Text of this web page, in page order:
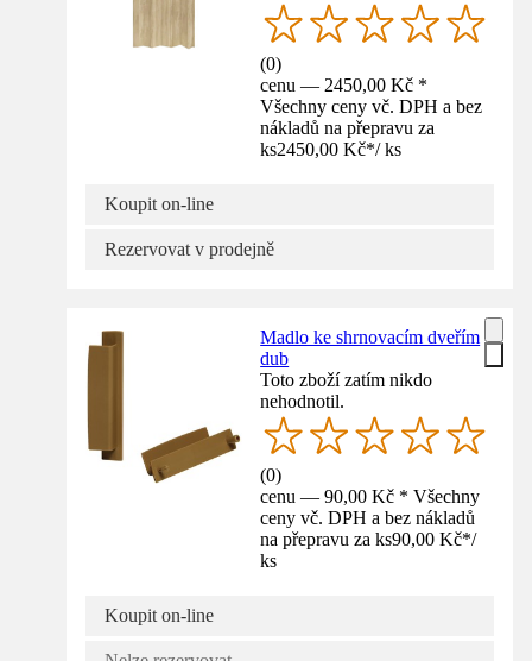
(0)
cenu — 2450,00 Kč *
Všechny ceny vč. DPH a bez
nákladů na přepravu za
ks2450,00 Kč*/ ks
Koupit on-line
Rezervovat v prodejně
Madlo ke shrnovacím dveřím
dub
Toto zboží zatím nikdo
nehodnotil.
(0)
cenu — 90,00 Kč * Všechny
ceny vč. DPH a bez nákladů
na přepravu za ks90,00 Kč*/
ks
Koupit on-line